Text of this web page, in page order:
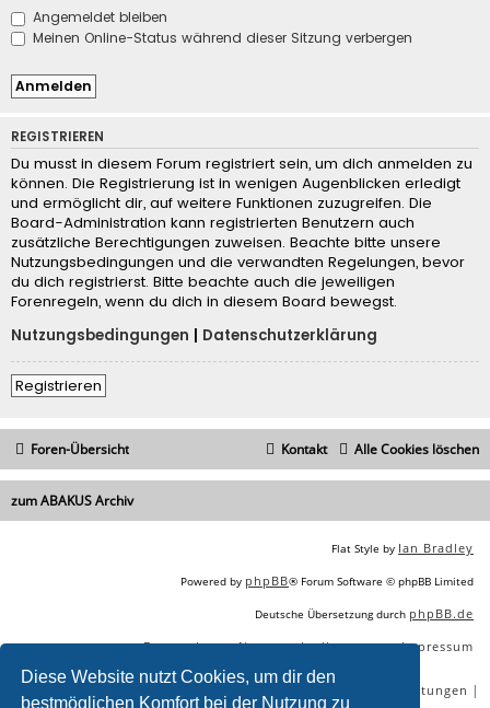
Diese Website nutzt Cookies, um dir den
bestmöglichen Komfort bei der Nutzung zu
Angemeldet bleiben
Meinen Online-Status während dieser Sitzung verbergen
REGISTRIEREN
Du musst in diesem Forum registriert sein, um dich anmelden zu
können. Die Registrierung ist in wenigen Augenblicken erledigt
und ermöglicht dir, auf weitere Funktionen zuzugreifen. Die
Board-Administration kann registrierten Benutzern auch
zusätzliche Berechtigungen zuweisen. Beachte bitte unsere
Nutzungsbedingungen und die verwandten Regelungen, bevor
du dich registrierst. Bitte beachte auch die jeweiligen
Forenregeln, wenn du dich in diesem Board bewegst.
Nutzungsbedingungen
Datenschutzerklärung
Registrieren
Foren-Übersicht Alle Cookies löschen
Kontakt
zum ABAKUS Archiv
Flat Style by Ian Bradley
Powered by phpBB® Forum Software © phpBB Limited
Deutsche Übersetzung durch phpBB.de
Datenschutz|Nutzungsbedingungen|Impressum
SEO Online Tools SEO Dienstleistungen |